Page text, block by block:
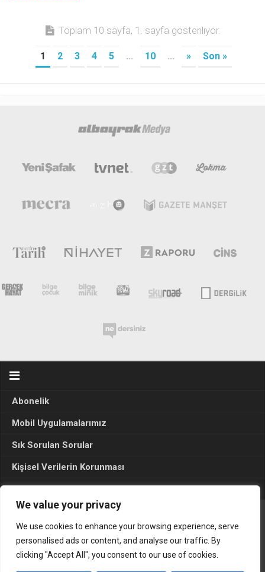
We value your privacy
We use cookies to enhance your browsing experience, serve
personalised ads or content, and analyse our traffic. By
clicking "Accept All", you consent to our use of cookies.
Toplam 10 sayfa, 1. sayfa gösteriliyor.
1 2 3 4 5 ... 10 ... » Son »
Abonelik
Mobil Uygulamalarımız
Sık Sorulan Sorular
Kişisel Verilerin Korunması
Seçim Sonuçları 2024
Gerçek Hayat © 2015. Her hakkı sakldır.